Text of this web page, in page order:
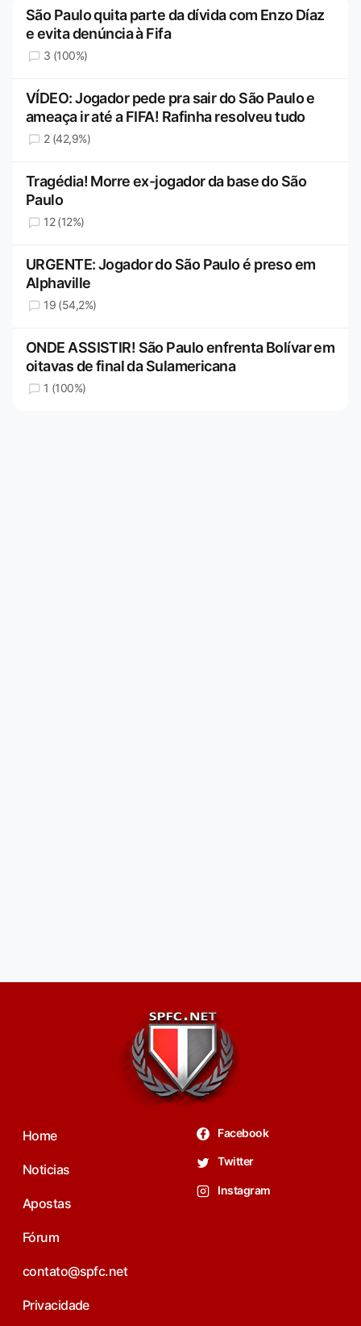
São Paulo quita parte da dívida com Enzo Díaz
e evita denúncia à Fifa
3 (100%)
VÍDEO: Jogador pede pra sair do São Paulo e
ameaça ir até a FIFA! Rafinha resolveu tudo
2 (42,9%)
Tragédia! Morre ex-jogador da base do São
Paulo
12 (12%)
URGENTE: Jogador do São Paulo é preso em
Alphaville
19 (54,2%)
ONDE ASSISTIR! São Paulo enfrenta Bolívar em
oitavas de final da Sulamericana
1 (100%)
Home
Noticias
Apostas
Fórum
contato@spfc.net
Privacidade
Facebook
Twitter
Instagram